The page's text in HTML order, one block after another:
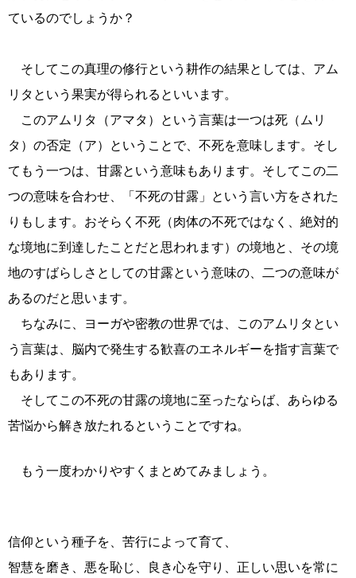
ているのでしょうか？
そしてこの真理の修行という耕作の結果としては、アム
リタという果実が得られるといいます。
このアムリタ（アマタ）という言葉は一つは死（ムリ
タ）の否定（ア）ということで、不死を意味します。そし
てもう一つは、甘露という意味もあります。そしてこの二
つの意味を合わせ、「不死の甘露」という言い方をされた
りもします。おそらく不死（肉体の不死ではなく、絶対的
な境地に到達したことだと思われます）の境地と、その境
地のすばらしさとしての甘露という意味の、二つの意味が
あるのだと思います。
ちなみに、ヨーガや密教の世界では、このアムリタとい
う言葉は、脳内で発生する歓喜のエネルギーを指す言葉で
もあります。
そしてこの不死の甘露の境地に至ったならば、あらゆる
苦悩から解き放たれるということですね。
もう一度わかりやすくまとめてみましょう。
信仰という種子を、苦行によって育て、
智慧を磨き、悪を恥じ、良き心を守り、正しい思いを常に